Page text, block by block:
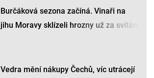
Burčáková sezona začíná. Vinaři na
jihu Moravy sklízeli hrozny už za svítání
Vedra mění nákupy Čechů, víc utrácejí